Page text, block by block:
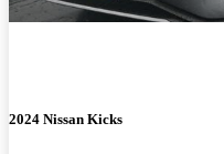
2024 Nissan Kicks